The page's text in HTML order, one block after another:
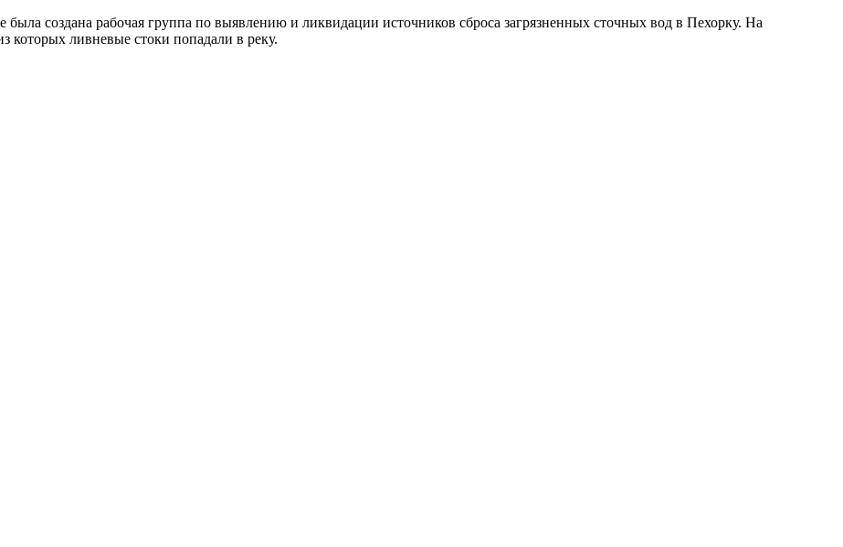
создана рабочая группа по выявлению и ликвидации источников сброса загрязненных сточных вод в Пехорку. На
которых ливневые стоки попадали в реку.